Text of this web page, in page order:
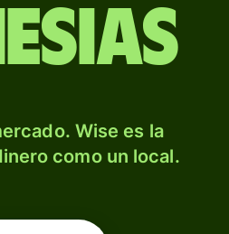
Wise es la
como un local.